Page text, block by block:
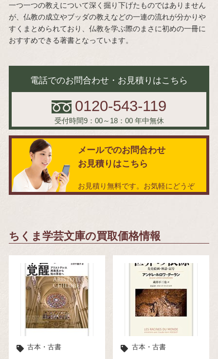
一つ一つの教えについて深く掘り下げたものではありません
が、仏教の成立やブッダの教えなどの一連の流れが分かりや
すくまとめられており、仏教を学ぶ際のまさに初めの一冊に
おすすめできる著書となっています。
電話でのお問合わせ・お見積りはこちら
0120-543-119
受付時間9：00～18：00 年中無休
メールでのお問合わせ
お見積りはこちら
お見積り無料です。お気軽にどうぞ
ちくま学芸文庫の買取価格情報
古本・古書 古本・古書